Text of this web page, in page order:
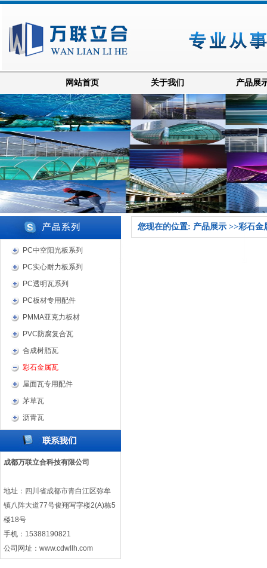
网站首页 关于我们 产品展
PC中空阳光板系列
PC实心耐力板系列
PC透明瓦系列
PC板材专用配件
PMMA亚克力板材
PVC防腐复合瓦
合成树脂瓦
彩石金属瓦
屋面瓦专用配件
茅草瓦
沥青瓦
成都万联立合科技有限公司
地址：四川省成都市青白江区弥牟
镇八阵大道77号俊翔写字楼2(A)栋5
楼18号
手机：15388190821
公司网址： www.cdwllh.com
您现在的位置: 产品展示 >>彩石金